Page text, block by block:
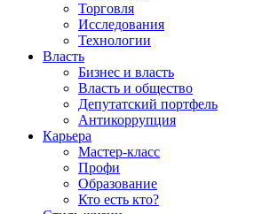
Торговля
Исследования
Технологии
Власть
Бизнес и власть
Власть и общество
Депутатский портфель
Антикоррупция
Карьера
Мастер-класс
Профи
Образование
Кто есть кто?